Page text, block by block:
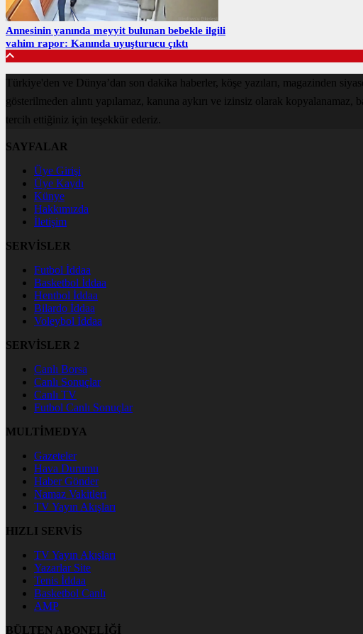
Annesinin yanında meyyit bulunan bebekle ilgili
vahim rapor: Kanında uyuşturucu çıktı
Türkiye'den ve Dünya’dan son dakika haberler, köşe yazıları, magazinden
gösterilmeden alıntı yapılamaz, kanuna aykırı ve izinsiz olarak
tercih ettiğiniz için teşekkür ederiz.
SAYFALAR
Üye Girişi
Üye Kaydı
Künye
Hakkımızda
İletişim
SERVİSLER
Futbol İddaa
Basketbol İddaa
Hentbol İddaa
Bilardo İddaa
Voleybol İddaa
SERVİSLER 2
Canlı Borsa
Canlı Sonuçlar
Canlı TV
Futbol Canlı Sonuçlar
MULTİMEDYA
Gazeteler
Hava Durumu
Haber Gönder
Namaz Vakitleri
TV Yayın Akışları
HIZLI SERVİS
TV Yayın Akışları
Yazarlar Site
Tenis İddaa
Basketbol Canlı
AMP
BÜLTEN ABONELİĞİ